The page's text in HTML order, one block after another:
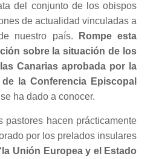
del conjunto de los obispos
de actualidad vinculadas a
nuestro país.
Rompe esta
sobre la situación de los
Canarias aprobada por la
la Conferencia Episcopal
ha dado a conocer.
pastores hacen prácticamente
por los prelados insulares
Unión Europea y el Estado